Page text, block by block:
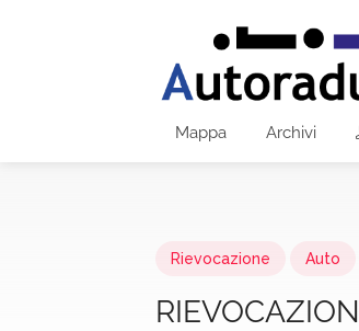
Mappa Archivi
Rievocazione Auto